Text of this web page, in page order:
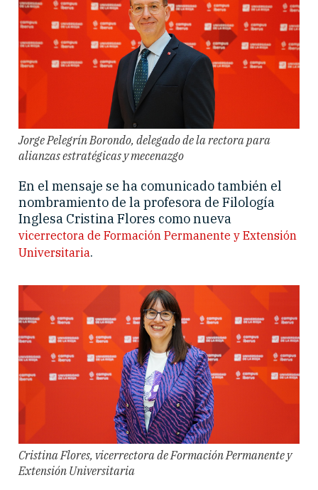
Jorge Pelegrín Borondo, delegado de la rectora para
alianzas estratégicas y mecenazgo
En el mensaje se ha comunicado también el
nombramiento de la profesora de Filología
Inglesa Cristina Flores como nueva
vicerrectora de Formación Permanente y Extensión
Universitaria.
Cristina Flores, vicerrectora de Formación Permanente y
Extensión Universitaria